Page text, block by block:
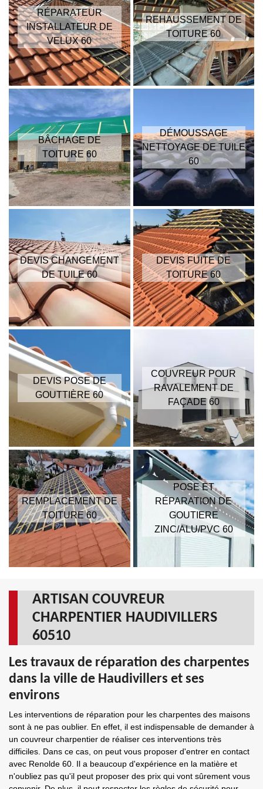
RÉPARATEUR
INSTALLATEUR DE
VELUX 60
REHAUSSEMENT DE
TOITURE 60
BÂCHAGE DE
TOITURE 60
DÉMOUSSAGE
NETTOYAGE DE TUILE
60
DEVIS CHANGEMENT
DE TUILE 60
DEVIS FUITE DE
TOITURE 60
DEVIS POSE DE
GOUTTIÈRE 60
COUVREUR POUR
RAVALEMENT DE
FAÇADE 60
REMPLACEMENT DE
TOITURE 60
POSE ET
RÉPARATION DE
GOUTIERE
ZINC/ALU/PVC 60
ARTISAN COUVREUR
CHARPENTIER HAUDIVILLERS
60510
Les travaux de réparation des charpentes
dans la ville de Haudivillers et ses
environs
Les interventions de réparation pour les charpentes des maisons
sont à ne pas oublier. En effet, il est indispensable de demander à
un couvreur charpentier de réaliser ces interventions très
difficiles. Dans ce cas, on peut vous proposer d'entrer en contact
avec Renolde 60. Il a beaucoup d'expérience en la matière et
n'oubliez pas qu'il peut proposer des prix qui vont sûrement vous